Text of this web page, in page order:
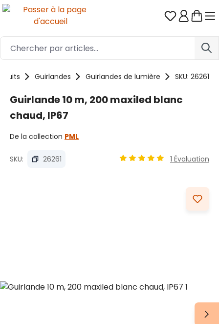
Passer au contenu principal Vous avez
Guirlandes Guirlandes de lumière SKU: 26261
Guirlande 10 m, 200 maxiled blanc
chaud, IP67
De la collection PML
SKU: 26261 1 Évaluation